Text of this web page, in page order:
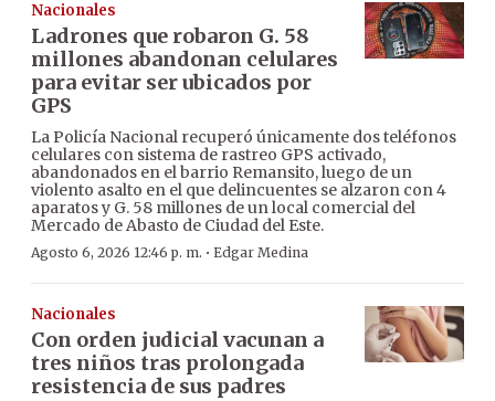
Nacionales
Ladrones que robaron G. 58
millones abandonan celulares
para evitar ser ubicados por
GPS
La Policía Nacional recuperó únicamente dos teléfonos
celulares con sistema de rastreo GPS activado,
abandonados en el barrio Remansito, luego de un
violento asalto en el que delincuentes se alzaron con 4
aparatos y G. 58 millones de un local comercial del
Mercado de Abasto de Ciudad del Este.
Agosto 6, 2026 12:46 p. m. · Edgar Medina
Nacionales
Con orden judicial vacunan a
tres niños tras prolongada
resistencia de sus padres